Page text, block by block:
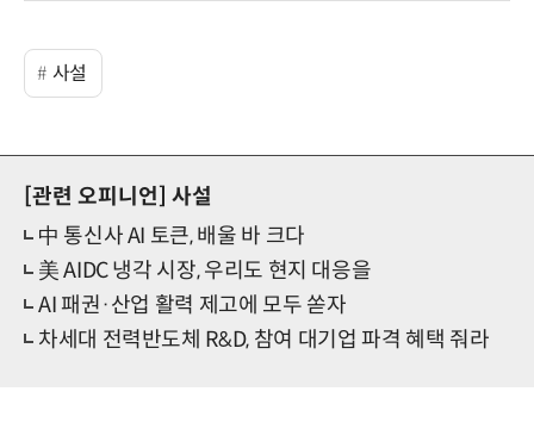
사설
[관련 오피니언] 사설
中 통신사 AI 토큰, 배울 바 크다
美 AIDC 냉각 시장, 우리도 현지 대응을
AI 패권·산업 활력 제고에 모두 쏟자
차세대 전력반도체 R&D, 참여 대기업 파격 혜택 줘라